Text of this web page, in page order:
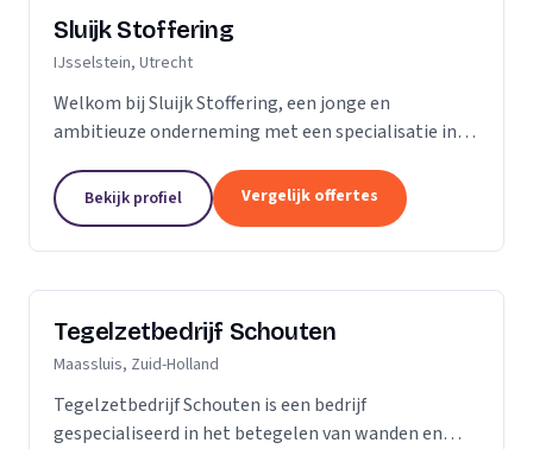
Sluijk Stoffering
IJsselstein, Utrecht
Welkom bij Sluijk Stoffering, een jonge en
ambitieuze onderneming met een specialisatie in
kunnen we zeggen dat we al 20 jaar onze expertise...
Bekijk profiel Vergelijk offertes
Tegelzetbedrijf Schouten
Maassluis, Zuid-Holland
Tegelzetbedrijf Schouten is een bedrijf
gespecialiseerd in het betegelen van wanden en